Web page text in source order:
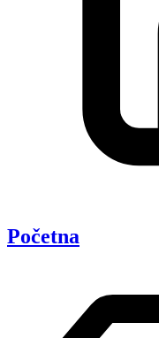
Početna